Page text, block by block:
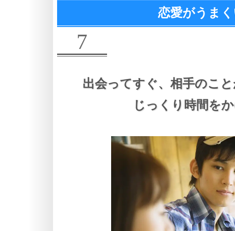
恋愛がうまく
7
出会ってすぐ、 相手のこと
じっくり時間を